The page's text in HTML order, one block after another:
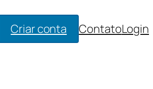
Criar conta ContatoLogin